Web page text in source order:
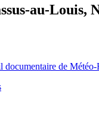
au-Louis,
documentaire de Météo-